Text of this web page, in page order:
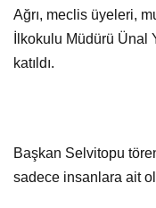
Ağrı, meclis üyeleri,
İlkokulu Müdürü Ünal
katıldı.
Başkan Selvitopu
sadece insanlara ait